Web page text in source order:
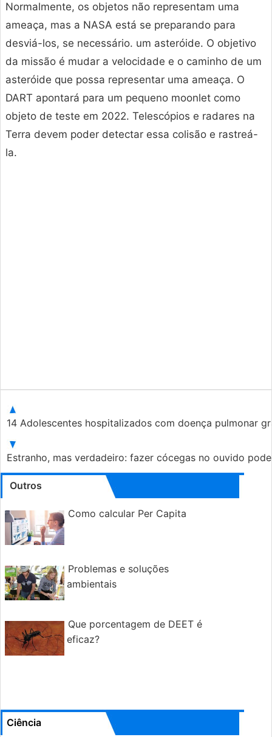
Normalmente, os objetos não representam uma
ameaça, mas a NASA está se preparando para
desviá-los, se necessário. um asteróide. O objetivo
da missão é mudar a velocidade e o caminho de um
asteróide que possa representar uma ameaça. O
DART apontará para um pequeno moonlet como
objeto de teste em 2022. Telescópios e radares na
Terra devem poder detectar essa colisão e rastreá-
la.
14 Adolescentes hospitalizados com doença pulmonar
Estranho, mas verdadeiro: fazer cócegas no ouvido
Outros
Como calcular Per Capita
Problemas e soluções
ambientais
Que porcentagem de DEET é
eficaz?
Ciência